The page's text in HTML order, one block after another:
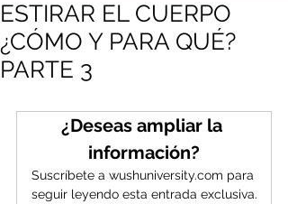
ESTIRAR EL CUERPO
¿CÓMO Y PARA QUÉ?
PARTE 3
¿Deseas ampliar la
información?
Suscríbete a wushuniversity.com para
seguir leyendo esta entrada exclusiva.